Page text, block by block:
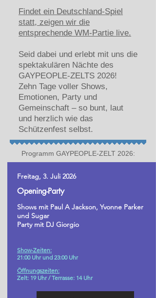
Findet ein Deutschland‑Spiel
statt, zeigen wir die
entsprechende WM‑Partie live.
Seid dabei und erlebt mit uns die
spektakulären Nächte des
GAYPEOPLE‑ZELTS 2026!
Zehn Tage voller Shows,
Emotionen, Party und
Gemeinschaft – so bunt, laut
und herzlich wie das
Schützenfest selbst.
Programm GAYPEOPLE-ZELT 2026:
Freitag, 3. Juli 2026
Opening-Party
Shows mit Paul A Jackson, Yvonne Parker
und Sugar
Party mit DJ Giorgio
Show-Zeiten:
21:00 Uhr und 23:00 Uhr
Öffnungszeiten:
Zelt: 19 Uhr /Terrasse: 14 Uhr